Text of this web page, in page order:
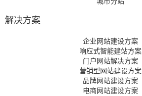
解决方案
企业网站建设方案
响应式智能建站方案
门户网站解决方案
营销型网站建设方案
品牌网站建设方案
电商网站建设方案